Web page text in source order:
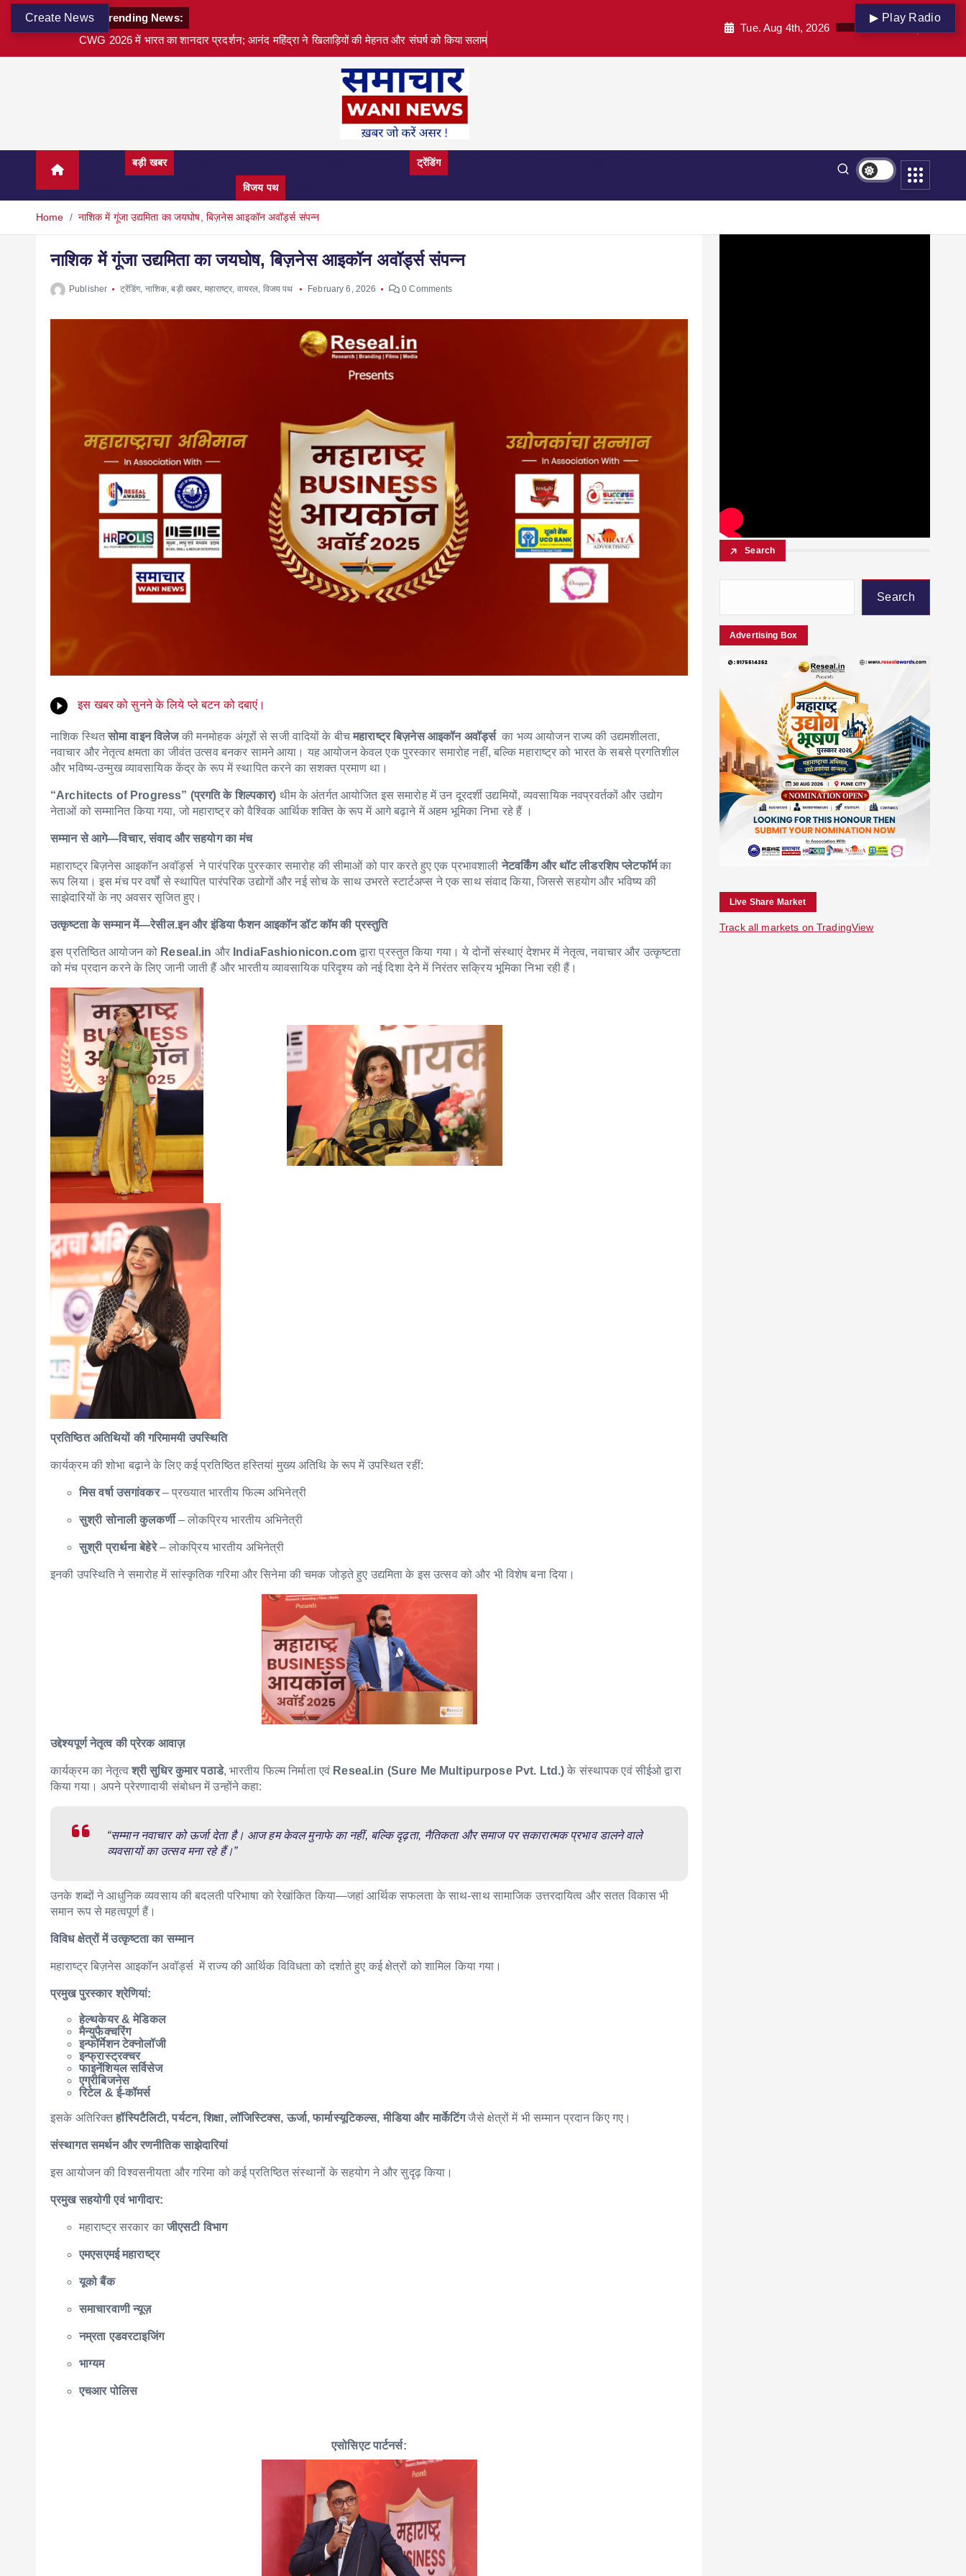
Create News ▶ Play Radio
Trending News:
CWG 2026 में भारत का शानदार प्रदर्शन; आनंद महिंद्रा ने खिलाड़ियों की मेहनत और संघर्ष को किया सलाम
Tue. Aug 4th, 2026
बड़ी खबर ट्रेंडिंग
विजय पथ
Home नाशिक में गूंजा उद्यमिता का जयघोष, बिज़नेस आइकॉन अवॉर्ड्स संपन्न
नाशिक में गूंजा उद्यमिता का जयघोष, बिज़नेस आइकॉन अवॉर्ड्स संपन्न
Publisher ट्रेंडिंग, नाशिक,बड़ी खबर, महाराष्ट्र, वायरल, विजय पथ February 6, 2026 0 Comments
इस खबर को सुनने के लिये प्ले बटन को दबाएं।
नाशिक स्थितसोमा वाइन विलेजकी मनमोहक अंगूरों से सजी वादियों के बीचमहाराष्ट्र बिज़नेस आइकॉन अवॉर्ड्स का भव्य आयोजन राज्य की उद्यमशीलता,
नवाचार और नेतृत्व क्षमता का जीवंत उत्सव बनकर सामने आया। यह आयोजन केवल एक पुरस्कार समारोह नहीं, बल्कि महाराष्ट्र को भारत के सबसे प्रगतिशील
और भविष्य-उन्मुख व्यावसायिक केंद्र के रूप में स्थापित करने का सशक्त प्रमाण था।
“Architects of Progress” (प्रगति के शिल्पकार) थीम के अंतर्गत आयोजित इस समारोह में उन दूरदर्शी उद्यमियों, व्यवसायिक नवप्रवर्तकों और उद्योग
नेताओं को सम्मानित किया गया, जो महाराष्ट्र को वैश्विक आर्थिक शक्ति के रूप में आगे बढ़ाने में अहम भूमिका निभा रहे हैं ।
सम्मान से आगे—विचार, संवाद और सहयोग का मंच
महाराष्ट्र बिज़नेस आइकॉन अवॉर्ड्स ने पारंपरिक पुरस्कार समारोह की सीमाओं को पार करते हुए एक प्रभावशालीनेटवर्किंग और थॉट लीडरशिप प्लेटफॉर्मका
रूप लिया। इस मंच पर वर्षों से स्थापित पारंपरिक उद्योगों और नई सोच के साथ उभरते स्टार्टअप्स ने एक साथ संवाद किया, जिससे सहयोग और भविष्य की
साझेदारियों के नए अवसर सृजित हुए।
उत्कृष्टता के सम्मान में—रेसील.इन और इंडिया फैशन आइकॉन डॉट कॉम की प्रस्तुति
इस प्रतिष्ठित आयोजन को Reseal.in और IndiaFashionicon.comद्वारा प्रस्तुत किया गया। ये दोनों संस्थाएं देशभर में नेतृत्व, नवाचार और उत्कृष्टता
को मंच प्रदान करने के लिए जानी जाती हैं और भारतीय व्यावसायिक परिदृश्य को नई दिशा देने में निरंतर सक्रिय भूमिका निभा रही हैं।
प्रतिष्ठित अतिथियों की गरिमामयी उपस्थिति
कार्यक्रम की शोभा बढ़ाने के लिए कई प्रतिष्ठित हस्तियां मुख्य अतिथि के रूप में उपस्थित रहीं:
मिस वर्षा उसगांवकर– प्रख्यात भारतीय फिल्म अभिनेत्री
सुश्री सोनाली कुलकर्णी– लोकप्रिय भारतीय अभिनेत्री
सुश्री प्रार्थना बेहेरे– लोकप्रिय भारतीय अभिनेत्री
इनकी उपस्थिति ने समारोह में सांस्कृतिक गरिमा और सिनेमा की चमक जोड़ते हुए उद्यमिता के इस उत्सव को और भी विशेष बना दिया।
उद्देश्यपूर्ण नेतृत्व की प्रेरक आवाज़
कार्यक्रम का नेतृत्वश्री सुधिर कुमार पठाडे, भारतीय फिल्म निर्माता एवं Reseal.in (Sure Me Multipurpose Pvt. Ltd.) के संस्थापक एवं सीईओ द्वारा
किया गया। अपने प्रेरणादायी संबोधन में उन्होंने कहा:
“सम्मान नवाचार को ऊर्जा देता है। आज हम केवल मुनाफे का नहीं, बल्कि दृढ़ता, नैतिकता और समाज पर सकारात्मक प्रभाव डालने वाले
व्यवसायों का उत्सव मना रहे हैं।”
उनके शब्दों ने आधुनिक व्यवसाय की बदलती परिभाषा को रेखांकित किया—जहां आर्थिक सफलता के साथ-साथ सामाजिक उत्तरदायित्व और सतत विकास भी
समान रूप से महत्वपूर्ण हैं।
विविध क्षेत्रों में उत्कृष्टता का सम्मान
महाराष्ट्र बिज़नेस आइकॉन अवॉर्ड्स में राज्य की आर्थिक विविधता को दर्शाते हुए कई क्षेत्रों को शामिल किया गया।
प्रमुख पुरस्कार श्रेणियां:
हेल्थकेयर & मेडिकल
मैन्युफैक्चरिंग
इन्फॉर्मेशन टेक्नोलॉजी
इन्फ्रास्ट्रक्चर
फाइनेंशियल सर्विसेज
एग्रीबिजनेस
रिटेल & ई-कॉमर्स
इसके अतिरिक्तहॉस्पिटैलिटी, पर्यटन, शिक्षा, लॉजिस्टिक्स, ऊर्जा, फार्मास्यूटिकल्स, मीडिया और मार्केटिंगजैसे क्षेत्रों में भी सम्मान प्रदान किए गए।
संस्थागत समर्थन और रणनीतिक साझेदारियां
इस आयोजन की विश्वसनीयता और गरिमा को कई प्रतिष्ठित संस्थानों के सहयोग ने और सुदृढ़ किया।
प्रमुख सहयोगी एवं भागीदार:
महाराष्ट्र सरकार काजीएसटी विभाग
एमएसएमई महाराष्ट्र
यूको बैंक
समाचारवाणी न्यूज़
नम्रता एडवरटाइजिंग
भाग्यम
एचआर पोलिस
एसोसिएट पार्टनर्स:
Search
Search
Advertising Box
Live Share Market
Track all markets on TradingView